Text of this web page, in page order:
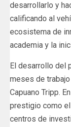
desarrollarlo y
calificando al
ecosistema de
academia y la
El desarrollo del
meses de
Capuano Tripp.
prestigio como el
centros de